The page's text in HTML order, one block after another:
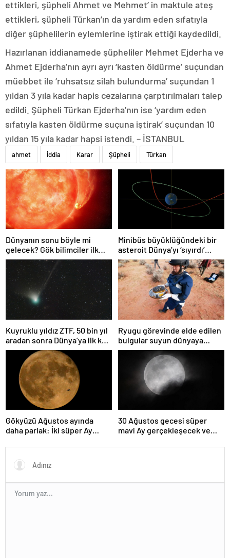
ettikleri, şüpheli Ahmet ve Mehmet’ in maktule ateş
ettikleri, şüpheli Türkan’ın da yardım eden sıfatıyla
diğer şüphelilerin eylemlerine iştirak ettiği kaydedildi.
Hazırlanan iddianamede şüpheliler Mehmet Ejderha ve
Ahmet Ejderha’nın ayrı ayrı ‘kasten öldürme’ suçundan
müebbet ile ‘ruhsatsız silah bulundurma’ suçundan 1
yıldan 3 yıla kadar hapis cezalarına çarptırılmaları talep
edildi. Şüpheli Türkan Ejderha’nın ise ‘yardım eden
sıfatıyla kasten öldürme suçuna iştirak’ suçundan 10
yıldan 15 yıla kadar hapsi istendi. – İSTANBUL
ahmet İddia Karar Şüpheli Türkan
Dünyanın sonu böyle mi
gelecek? Gök bilimciler ilk
kez sönen yıldızın gezegeni
yutmasına tanık oldu
Minibüs büyüklüğündeki bir
asteroit Dünya’yı ‘sıyırdı’
geçti
Kuyruklu yıldız ZTF, 50 bin yıl
aradan sonra Dünya’ya ilk kez
çok yaklaşacak
Ryugu görevinde elde edilen
bulgular suyun dünyaya
asteroitlerce getirilmiş
olabileceğini gösteriyor
Gökyüzü Ağustos ayında
daha parlak: İki süper Ay
30 Ağustos gecesi süper
mavi Ay gerçekleşecek ve
olacak